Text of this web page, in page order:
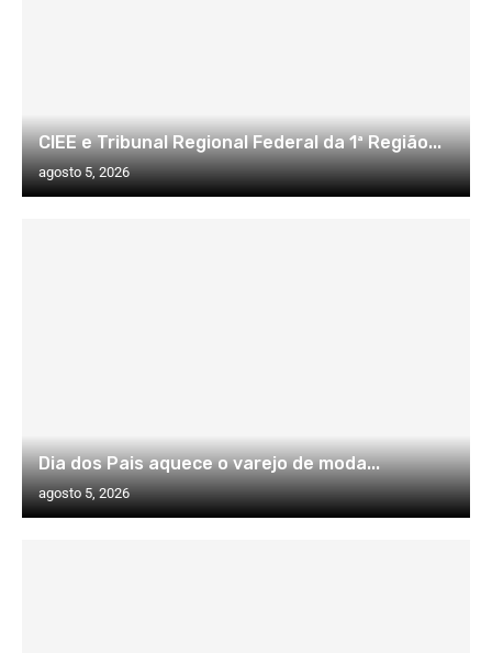
CIEE e Tribunal Regional Federal da 1ª Região...
agosto 5, 2026
Dia dos Pais aquece o varejo de moda...
agosto 5, 2026